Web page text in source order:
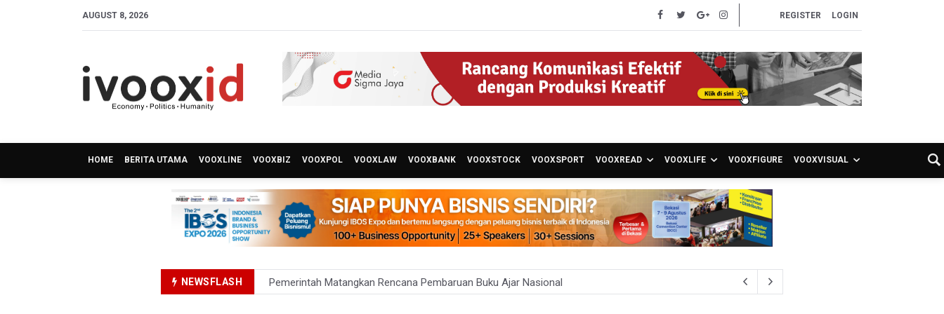
AUGUST 8, 2026 REGISTER LOGIN
HOME BERITA UTAMA VOOXLINE VOOXBIZ VOOXPOL VOOXLAW VOOXBANK VOOXSTOCK VOOXSPORT VOOXREAD VOOXLIFE VOOXFIGURE VOOXVISUAL
NEWSFLASH
Pemerintah Matangkan Rencana Pembaruan Buku Ajar Nasional